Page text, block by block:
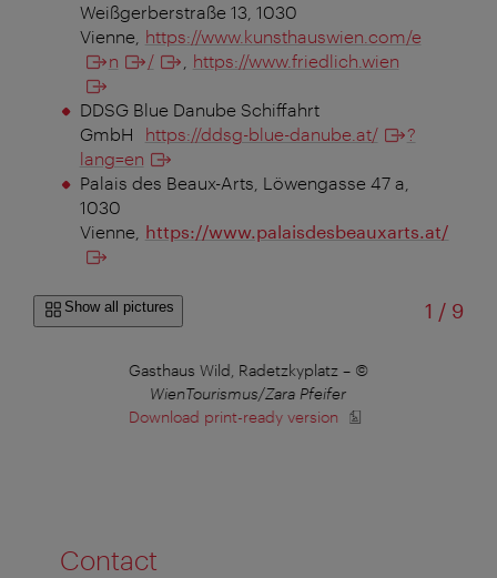
Weißgerberstraße 13, 1030
Vienne https://www.kunsthauswien.com/e
n
/ https://www.friedlich.wien
DDSG Blue Danube Schiffahrt
GmbH
https://ddsg-blue-danube.at/
?
lang=en
Palais des Beaux-Arts, Löwengasse 47 a,
1030
Vienne https://www.palaisdesbeauxarts.at/
Show all pictures 1 /of
9
Gasthaus Wild, Radetzkyplatz– ©
WienTourismus/Zara Pfeifer
Download print-ready version
Contact